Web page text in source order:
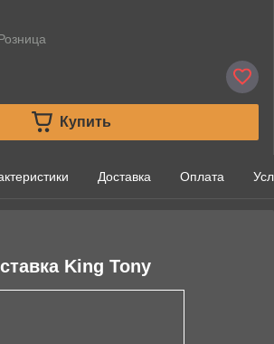
Купить
Доставка Оплата
King Tony